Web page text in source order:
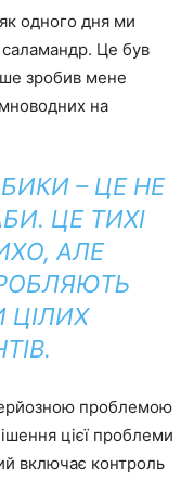
одного дня ми
саламандр. Це був
зробив мене
на
БИКИ – ЦЕ НЕ
ЦЕ ТИХІ
АЛЕ
ЦІЛИХ
проблемою
цієї проблеми
включає контроль